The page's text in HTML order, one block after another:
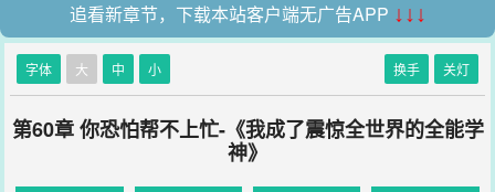
追看新章节，下载本站客户端无广告APP ↓↓↓
字体 大 中 小 换手 关灯
第60章 你恐怕帮不上忙-《我成了震惊全世界的全能学
神》